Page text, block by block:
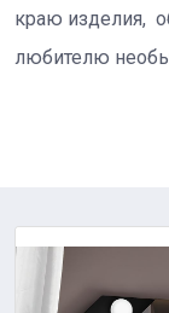
краю изделия,
любителю